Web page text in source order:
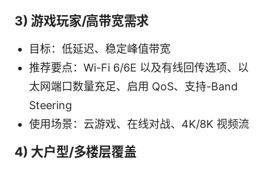
3) 游戏玩家/高带宽需求
目标：低延迟、稳定峰值带宽
推荐要点：Wi-Fi 6/6E 以及有线回传选项、以
太网端口数量充足、启用 QoS、支持-Band
Steering
使用场景：云游戏、在线对战、4K/8K 视频流
4) 大户型/多楼层覆盖